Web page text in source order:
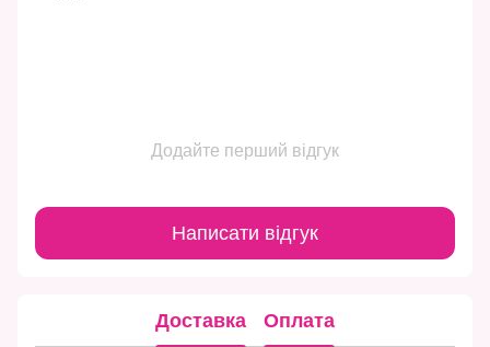
Додайте перший відгук
Написати відгук
Доставка Оплата